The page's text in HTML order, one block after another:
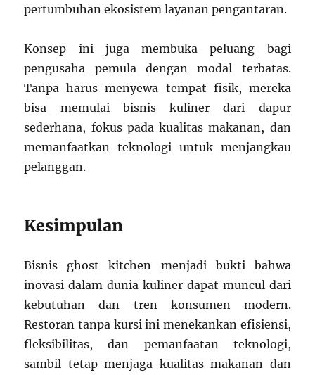
pertumbuhan ekosistem layanan pengantaran.
Konsep ini juga membuka peluang bagi
pengusaha pemula dengan modal terbatas.
Tanpa harus menyewa tempat fisik, mereka
bisa memulai bisnis kuliner dari dapur
sederhana, fokus pada kualitas makanan, dan
memanfaatkan teknologi untuk menjangkau
pelanggan.
Kesimpulan
Bisnis ghost kitchen menjadi bukti bahwa
inovasi dalam dunia kuliner dapat muncul dari
kebutuhan dan tren konsumen modern.
Restoran tanpa kursi ini menekankan efisiensi,
fleksibilitas, dan pemanfaatan teknologi,
sambil tetap menjaga kualitas makanan dan